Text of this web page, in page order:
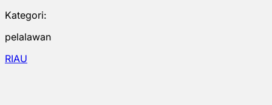
Kategori:
pelalawan
RIAU